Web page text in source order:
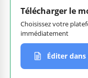
Télécharger le
Choisissez votre
immédiatement
Éditer dans